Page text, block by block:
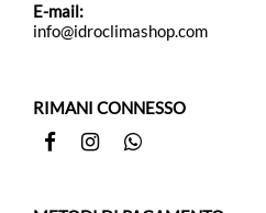
E-mail:
info@idroclimashop.com
RIMANI CONNESSO
FacebookInstagramWhatsapp